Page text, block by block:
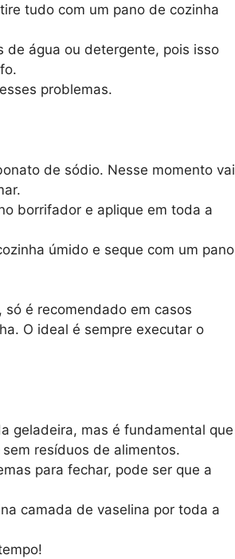
tudo com um pano de cozinha
de água ou detergente, pois isso
problemas.
de sódio. Nesse momento vai
borrifador e aplique em toda a
úmido e seque com um pano
é recomendado em casos
O ideal é sempre executar o
geladeira, mas é fundamental que
resíduos de alimentos.
para fechar, pode ser que a
camada de vaselina por toda a